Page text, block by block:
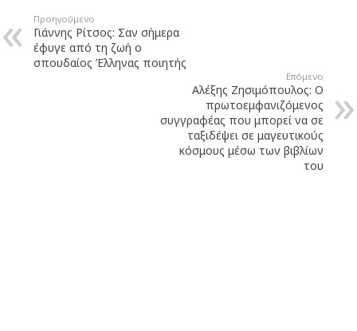
Προηγούμενο
Γιάννης Ρίτσος: Σαν σήμερα
έφυγε από τη ζωή ο
σπουδαίος Έλληνας ποιητής
Επόμενο
Αλέξης Ζησιμόπουλος: Ο
πρωτοεμφανιζόμενος
συγγραφέας που μπορεί να σε
ταξιδέψει σε μαγευτικούς
κόσμους μέσω των βιβλίων
του